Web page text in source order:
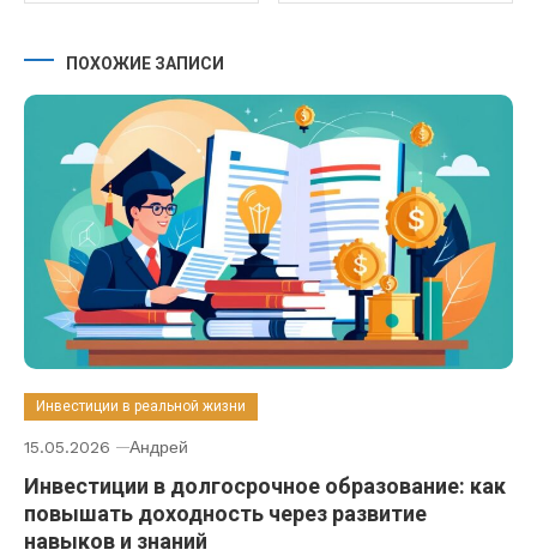
ПОХОЖИЕ ЗАПИСИ
Инвестиции в реальной жизни
15.05.2026 Андрей
Инвестиции в долгосрочное образование: как
повышать доходность через развитие
навыков и знаний